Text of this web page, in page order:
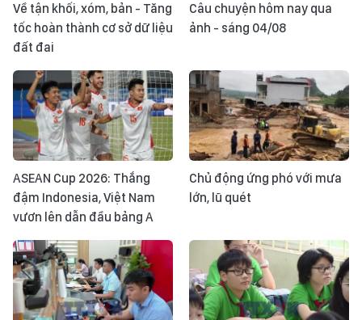
Về tận khối, xóm, bản - Tăng
tốc hoàn thành cơ sở dữ liệu
đất đai
Câu chuyện hôm nay qua
ảnh - sáng 04/08
ASEAN Cup 2026: Thắng
đậm Indonesia, Việt Nam
vươn lên dẫn đầu bảng A
Chủ động ứng phó với mưa
lớn, lũ quét